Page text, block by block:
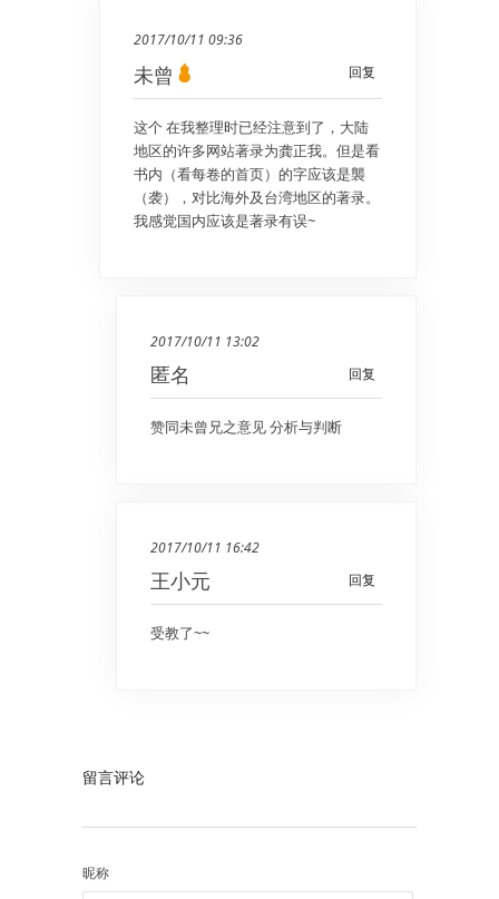
2017/10/11 09:36
回复
未曾
这个 在我整理时已经注意到了，大陆
地区的许多网站著录为龚正我。但是看
书内（看每卷的首页）的字应该是襲
（袭），对比海外及台湾地区的著录。
我感觉国内应该是著录有误~
2017/10/11 13:02
回复
匿名
赞同未曾兄之意见 分析与判断
2017/10/11 16:42
回复
王小元
受教了~~
留言评论
昵称